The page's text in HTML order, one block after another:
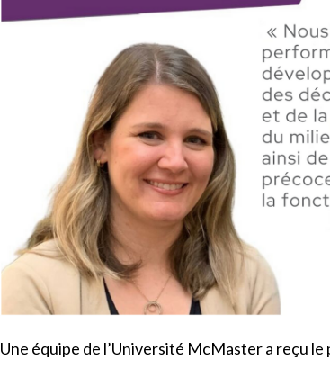
Une équipe de l’Université McMaster a reçu